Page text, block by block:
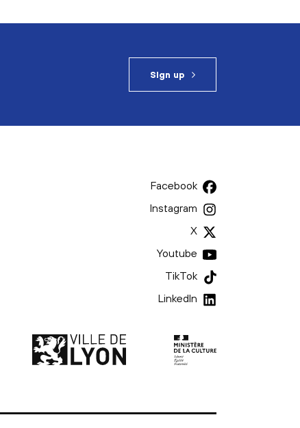
Sign up
Facebook
Instagram
X
Youtube
TikTok
LinkedIn
Ville de Lyon | lien externe